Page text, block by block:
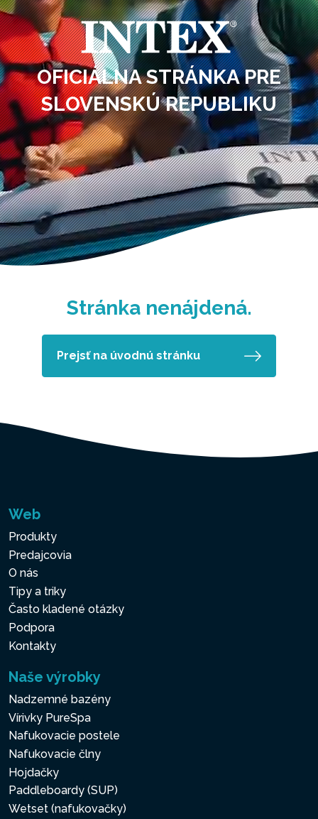
OFICIÁLNA STRÁNKA PRE
SLOVENSKÚ REPUBLIKU
Stránka nenájdená.
Prejsť na úvodnú stránku
Web
Produkty
Predajcovia
O nás
Tipy a triky
Často kladené otázky
Podpora
Kontakty
Naše výrobky
Nadzemné bazény
Vírivky PureSpa
Nafukovacie postele
Nafukovacie člny
Hojdačky
Paddleboardy (SUP)
Wetset (nafukovačky)